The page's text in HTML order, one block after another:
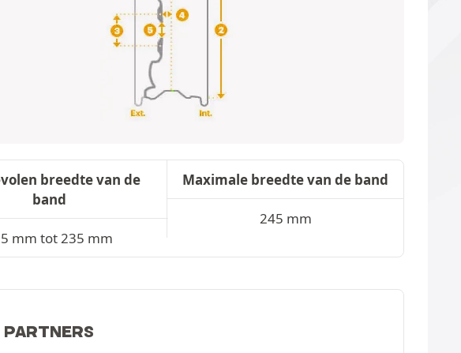
breedte van de
band
mm tot 235 mm
Maximale breedte van de band
245 mm
PARTNERS